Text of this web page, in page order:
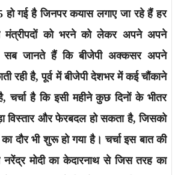
हो गई है जिनपर कयास लगाए जा रहे हैं हर
मंत्रीपदों को भरने को लेकर अपने अपने
सब जानते हैं कि बीजेपी अक्कसर अपने
रही है, पूर्व में बीजेपी देशभर में कई चौंकाने
है कि इसी महीने कुछ दिनों के भीतर
विस्तार और फेरबदल हो सकता है, जिसको
दौर भी शुरू हो गया है। चर्चा इस बात की
नरेंद्र मोदी का केदारनाथ से जिस तरह का